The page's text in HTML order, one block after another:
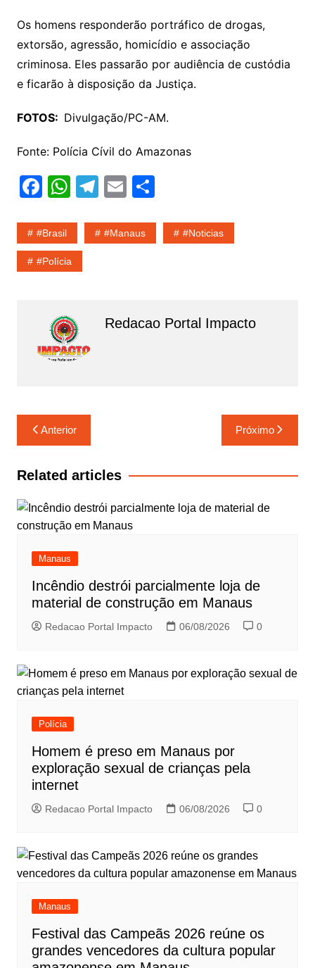
Os homens responderão portráfico de drogas,
extorsão, agressão, homicídio e associação
criminosa. Eles passarão por audiência de custódia
e ficarão à disposição da Justiça.
FOTOS: Divulgação/PC-AM.
Fonte: Polícia Cívil do Amazonas
F
c
e
b
o
k
W
at
s
A
p
T
e
E
ai
S
ar
#Brasil #Manaus #noticias
#Polícia
Redacao Portal Impacto
Navegação
de
Post
Anterior Próximo
Related articles
Manaus
Incêndio destrói parcialmente loja de
material de construção em Manaus
Redacao Portal Impacto 06/08/2026 0
Polícia
Homem é preso em Manaus por
exploração sexual de crianças pela
internet
Redacao Portal Impacto 06/08/2026 0
Manaus
Festival das Campeãs 2026 reúne os
grandes vencedores da cultura popular